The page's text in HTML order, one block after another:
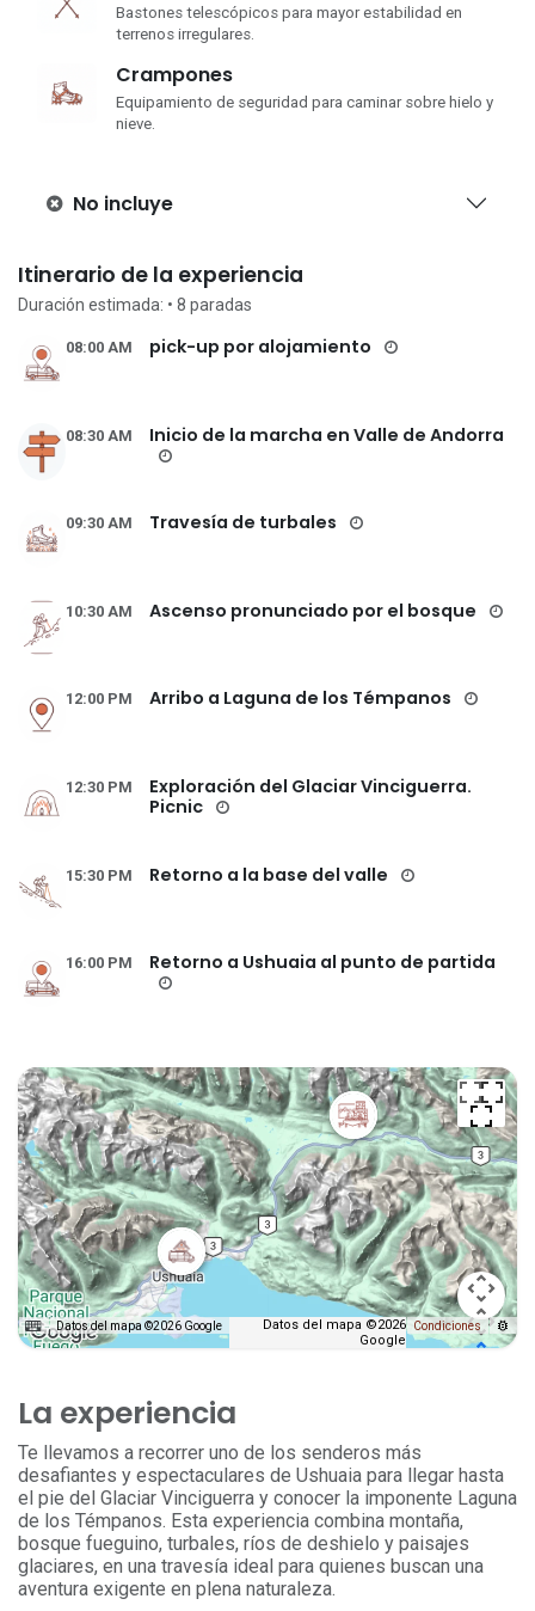
Bastones telescópicos para mayor estabilidad en
terrenos irregulares.
Crampones
Equipamiento de seguridad para caminar sobre hielo y
nieve.
No incluye
Itinerario de la experiencia
Duración estimada: • 8 paradas
Datos del mapa ©2026 Google
Datos del mapa ©2026
Google
Condiciones
08:00 AM pick-up por alojamiento
08:30 AM Inicio de la marcha en Valle de Andorra
09:30 AM Travesía de turbales
10:30 AM Ascenso pronunciado por el bosque
12:00 PM Arribo a Laguna de los Témpanos
12:30 PM
Exploración del Glaciar Vinciguerra.
Picnic
15:30 PM Retorno a la base del valle
16:00 PM Retorno a Ushuaia al punto de partida
La experiencia
Te llevamos a recorrer uno de los senderos más
desafiantes y espectaculares de Ushuaia para llegar hasta
el pie del Glaciar Vinciguerra y conocer la imponente Laguna
de los Témpanos. Esta experiencia combina montaña,
bosque fueguino, turbales, ríos de deshielo y paisajes
glaciares, en una travesía ideal para quienes buscan una
aventura exigente en plena naturaleza.